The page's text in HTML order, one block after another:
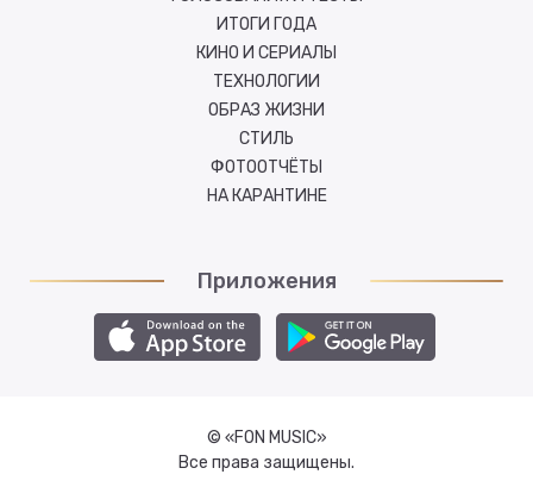
ИТОГИ ГОДА
КИНО И СЕРИАЛЫ
ТЕХНОЛОГИИ
ОБРАЗ ЖИЗНИ
СТИЛЬ
ФОТООТЧЁТЫ
НА КАРАНТИНЕ
Приложения
© «FON MUSIC»
Все права защищены.